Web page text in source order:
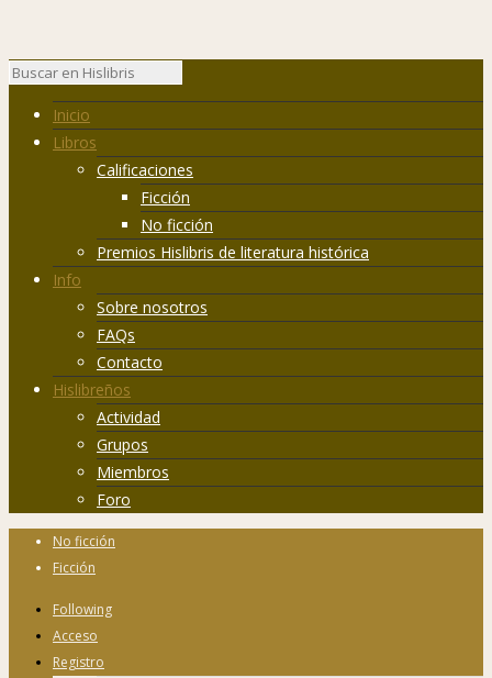
Inicio
Libros
Calificaciones
Ficción
No ficción
Premios Hislibris de literatura histórica
Info
Sobre nosotros
FAQs
Contacto
Hislibreños
Actividad
Grupos
Miembros
Foro
No ficción
Ficción
Following
Acceso
Registro